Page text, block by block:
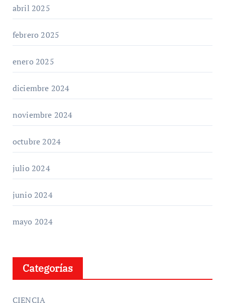
abril 2025
febrero 2025
enero 2025
diciembre 2024
noviembre 2024
octubre 2024
julio 2024
junio 2024
mayo 2024
Categorías
CIENCIA